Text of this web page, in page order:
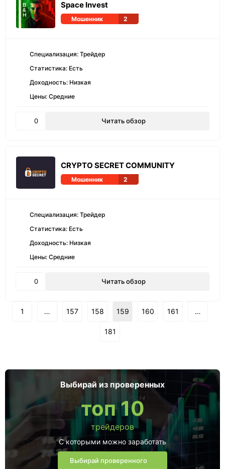
Space Invest
Мошенник 2
Специализация: Трейдер
Статистика: Есть
Доходность: Низкая
Цены: Средние
0 Читать обзор
CRYPTO SECRET COMMUNITY
Мошенник 2
Специализация: Трейдер
Статистика: Есть
Доходность: Низкая
Цены: Средние
0 Читать обзор
1 … 157 158 159 160 161 …
181
Выбирай из проверенных
топ 10
трейдеров
С которыми можно заработать
Выбирай проверенного